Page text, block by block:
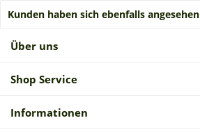
Kunden haben sich ebenfalls angesehen
Über uns
Shop Service
Informationen